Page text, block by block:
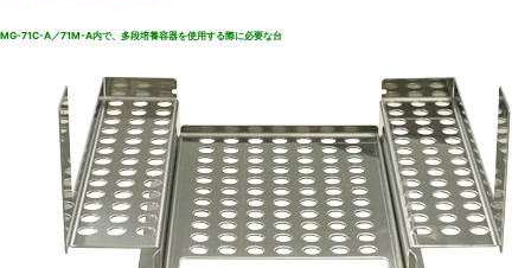
MG-71C-A／71M-A内で、多段培養容器を使用する際に必要な台